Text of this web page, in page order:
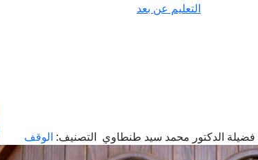
التعليم عن بعد
فضيلة الدكتور محمد سيد طنطاوي التصنيف: الوقف